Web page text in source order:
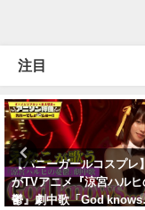
注目
【バニーガールコスプレ
がTVアニメ『涼宮ハルヒ
鬱』劇中歌「God